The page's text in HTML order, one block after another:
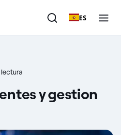
ES
y gestion